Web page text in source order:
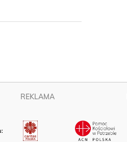
REKLAMA